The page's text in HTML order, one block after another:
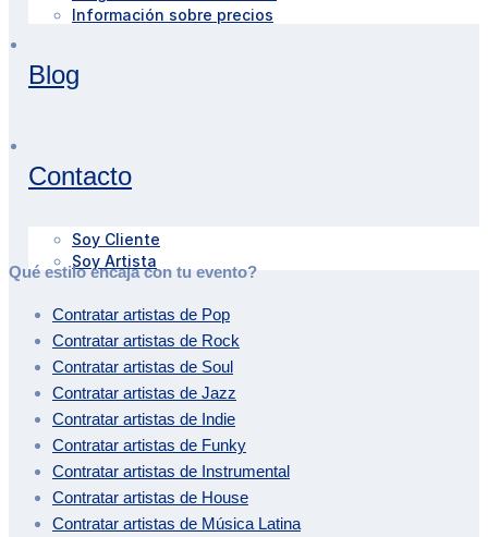
Información sobre precios
Blog
Contacto
Soy Cliente
Soy Artista
Qué estilo encaja con tu evento?
Contratar artistas de Pop
Contratar artistas de Rock
Contratar artistas de Soul
Contratar artistas de Jazz
Contratar artistas de Indie
Contratar artistas de Funky
Contratar artistas de Instrumental
Contratar artistas de House
Contratar artistas de Música Latina